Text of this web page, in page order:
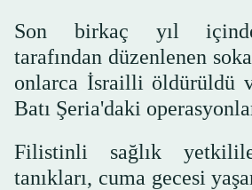
Son birkaç yıl
tarafından düzenlenen
onlarca İsrailli öldürüldü
Batı Şeria'daki
Filistinli sağlık
tanıkları, cuma gecesi